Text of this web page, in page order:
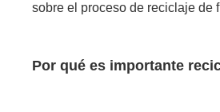
sobre el proceso de reciclaje de
Por qué es importante